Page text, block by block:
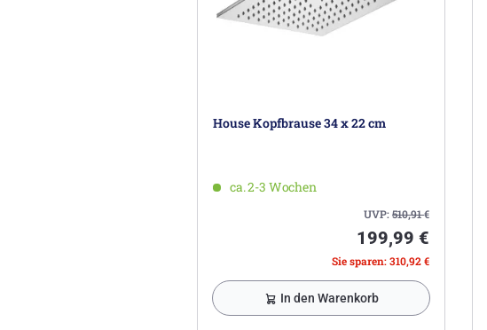
House Kopfbrause 34 x 22 cm
ca. 2-3 Wochen
UVP:510,91€
199,99 €
Sie sparen: 310,92 €
In den Warenkorb